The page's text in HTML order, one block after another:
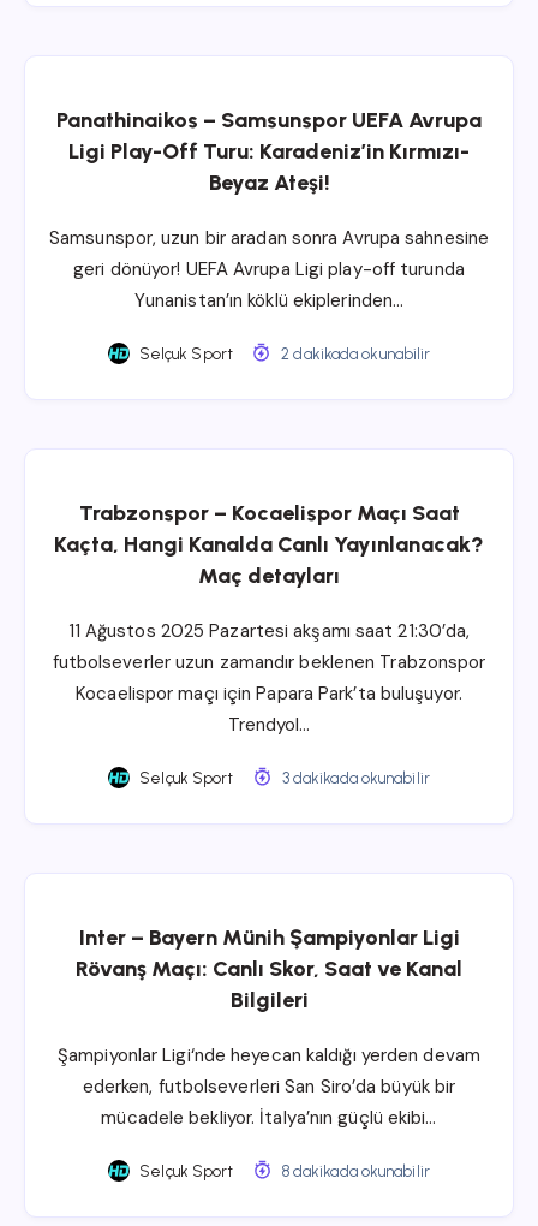
Panathinaikos – Samsunspor UEFA Avrupa
Ligi Play-Off Turu: Karadeniz’in Kırmızı-
Beyaz Ateşi!
Samsunspor, uzun bir aradan sonra Avrupa sahnesine
geri dönüyor! UEFA Avrupa Ligi play-off turunda
Yunanistan’ın köklü ekiplerinden…
Selçuk Sport 2 dakikada okunabilir
Trabzonspor – Kocaelispor Maçı Saat
Kaçta, Hangi Kanalda Canlı Yayınlanacak?
Maç detayları
11 Ağustos 2025 Pazartesi akşamı saat 21:30’da,
futbolseverler uzun zamandır beklenen Trabzonspor
Kocaelispor maçı için Papara Park’ta buluşuyor.
Trendyol…
Selçuk Sport 3 dakikada okunabilir
Inter – Bayern Münih Şampiyonlar Ligi
Rövanş Maçı: Canlı Skor, Saat ve Kanal
Bilgileri
Şampiyonlar Ligi‘nde heyecan kaldığı yerden devam
ederken, futbolseverleri San Siro’da büyük bir
mücadele bekliyor. İtalya’nın güçlü ekibi…
Selçuk Sport 8 dakikada okunabilir